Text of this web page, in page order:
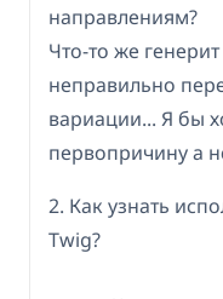
направлениям?
Что-то же
неправильно
вариации... Я бы
первопричину а
2. Как узнать
Twig?